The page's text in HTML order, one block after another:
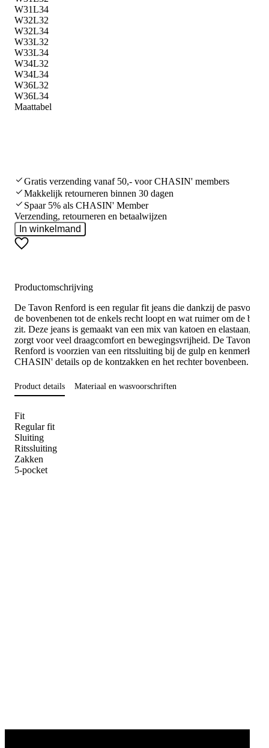
W31L34
W32L32
W32L34
W33L32
W33L34
W34L32
W34L34
W36L32
W36L34
Maattabel
Gratis verzending vanaf 50,- voor CHASIN' members
Makkelijk retourneren binnen 30 dagen
Spaar 5% als CHASIN' Member
Verzending, retourneren en betaalwijzen
In winkelmand
Productomschrijving
De Tavon Renford is een regular fit jeans die dankzij de pasvorm
de bovenbenen tot de enkels recht loopt en wat ruimer om de
zit. Deze jeans is gemaakt van een mix van katoen en elastaan, wat
zorgt voor veel draagcomfort en bewegingsvrijheid. De Tavon
Renford is voorzien van een ritssluiting bij de gulp en
CHASIN' details op de kontzakken en het rechter bovenbeen.
Product details Materiaal en wasvoorschriften
Fit
Regular fit
Sluiting
Ritssluiting
Zakken
5-pocket